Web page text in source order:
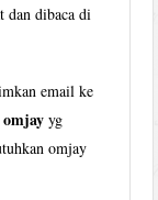
dan dibaca di
email ke
yg
omjay